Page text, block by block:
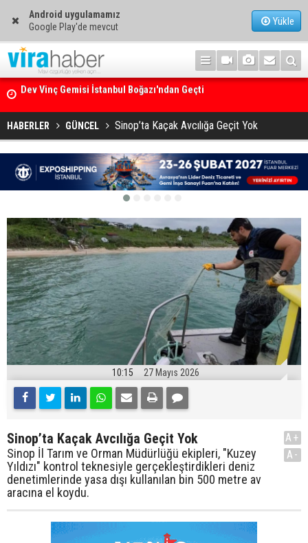
Android uygulamamız
Google Play'de mevcut
Yükle
Ege Denizi’nin En Büyük Mercan Ormanı
HABERLER GÜNCEL Sinop’ta Kaçak Avcılığa Geçit Yok
10:15 27 Mayıs 2026
Sinop’ta Kaçak Avcılığa Geçit Yok
Sinop İl Tarım ve Orman Müdürlüğü ekipleri, "Kuzey
Yıldızı" kontrol teknesiyle gerçekleştirdikleri deniz
denetimlerinde yasa dışı kullanılan bin 500 metre av
aracına el koydu.
A+
A-